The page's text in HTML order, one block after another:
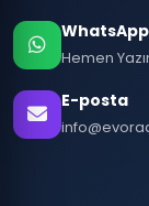
WhatsApp
Hemen
E-posta